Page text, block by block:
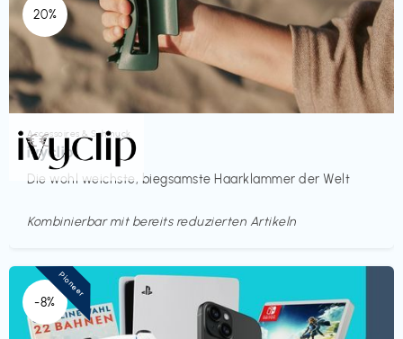
20%
Accessoires & Schmuck
ivyclip
Die wohl weichste, biegsamste Haarklammer der Welt
€€‎
Kombinierbar mit bereits reduzierten Artikeln
-8%
Pioneer